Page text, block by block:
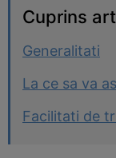
Cuprins
Generalitati
La ce sa va
Facilitati de